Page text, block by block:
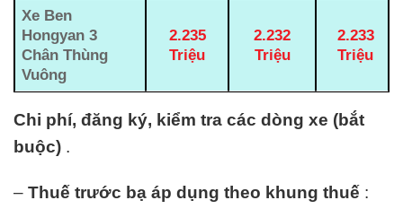
Xe Ben
Hongyan3
Chân Thùng
Vuông
2.235
Triệu
2.232
Triệu
2.233
Triệu
Chi phí, đăng ký, kiểm tra các dòng xe (bắt
buộc) .
– Thuế trước bạ áp dụng theo khung thuế :